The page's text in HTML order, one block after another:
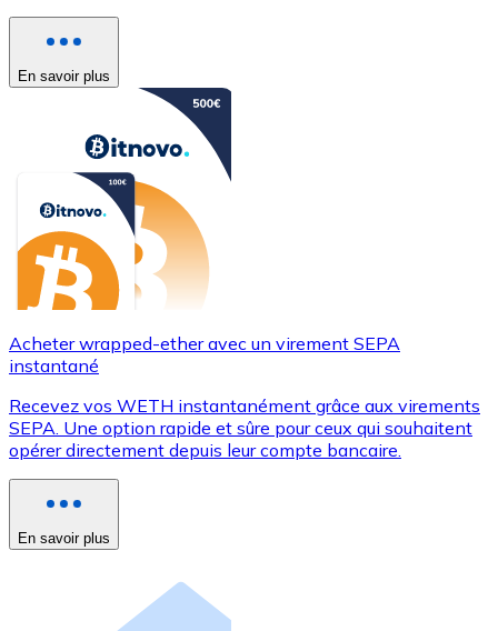
En savoir plus
Acheter wrapped-ether avec un virement SEPA
instantané
Recevez vos WETH instantanément grâce aux virements
SEPA. Une option rapide et sûre pour ceux qui souhaitent
opérer directement depuis leur compte bancaire.
En savoir plus